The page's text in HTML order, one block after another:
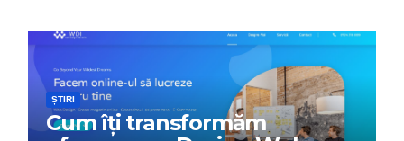
ȘTIRI
Cum îți transformăm